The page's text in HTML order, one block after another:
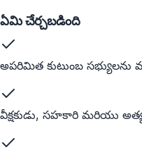
ఏమి చేర్చబడింది
అపరిమిత కుటుంబ సభ్యులను
వీక్షకుడు, సహకారి మరియు